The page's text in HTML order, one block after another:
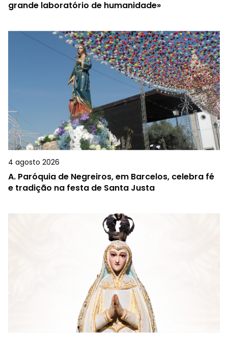
grande laboratório de humanidade»
4 agosto 2026
A. Paróquia de Negreiros, em Barcelos, celebra fé
e tradição na festa de Santa Justa